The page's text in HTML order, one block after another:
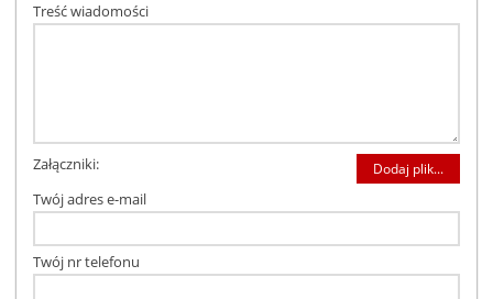
Treść wiadomości
Załączniki: Dodaj plik...
Twój adres e-mail
Twój nr telefonu